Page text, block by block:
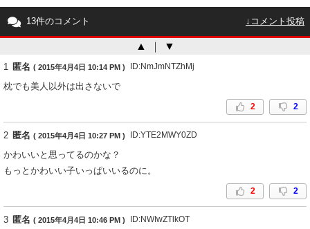
13件のコメント ↓コメント投稿
▲ ｜ ▼
1 匿名 ( 2015年4月4日 10:14 PM ) ID:NmJmNTZhMj
枕でも美人以外は出さないで
2 2
2 匿名 ( 2015年4月4日 10:27 PM ) ID:YTE2MWY0ZD
かわいいと思ってるのかな？
もっとかわいい子いっぱいいるのに。
2 2
3 匿名 ( 2015年4月4日 10:46 PM ) ID:NWIwZTlkOT